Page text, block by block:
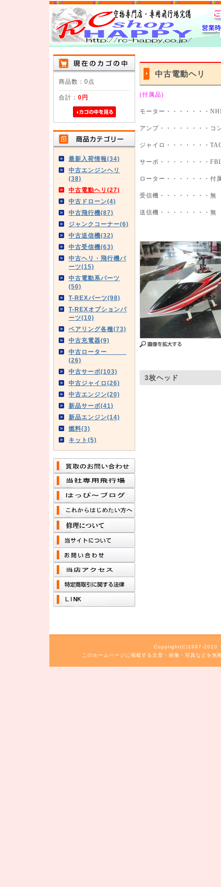
商品数：0点
合計： 0円
最新入荷情報(34)
中古エンジンヘリ
(38)
中古電動ヘリ(27)
中古ドローン(4)
中古飛行機(87)
ジャンクコーナー(6)
中古送信機(32)
中古受信機(63)
中古ヘリ・飛行機パ
ーツ(15)
中古電動系パーツ
(50)
T-REXパーツ(98)
T-REXオプションパ
ーツ(10)
ベアリング各種(73)
中古充電器(9)
中古ローター
(26)
中古サーボ(103)
中古ジャイロ(26)
中古エンジン(20)
新品サーボ(41)
新品エンジン(14)
燃料(3)
キット(5)
中古電動ヘリ
(付属品)
モーター・・・・・・・
アンプ・・・・・・・・コ
ジャイロ・・・・・・・
サーボ・・・・・・・・
ローター・・・・・・・付
受信機・・・・・・・・無
送信機・・・・・・・・無
3枚ヘッド
Copyright(C)1997-2010
このホームページに掲載する文章・画像・写真などを